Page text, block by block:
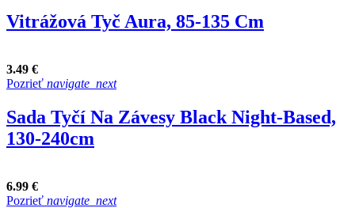
Vitrážová Tyč Aura, 85-135 Cm
3.49 €
Pozrieť navigate_next
Sada Tyčí Na Závesy Black Night-Based,
130-240cm
6.99 €
Pozrieť navigate_next